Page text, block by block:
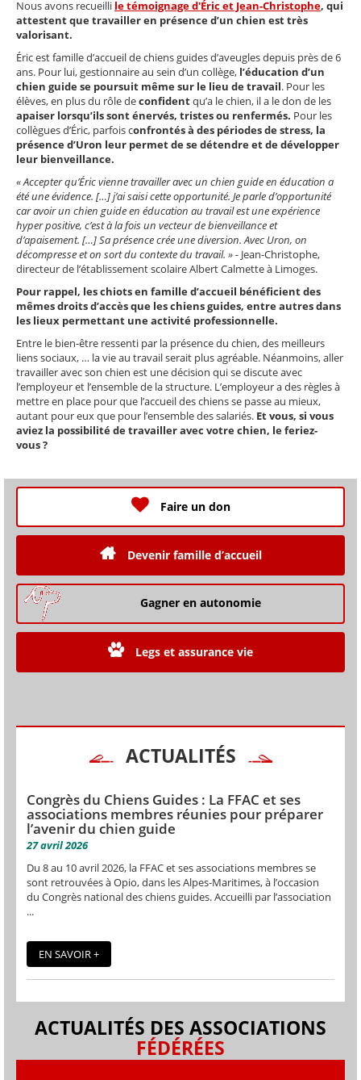
Nous avons recueilli letémoignage d'Éric et Jean-Christophe, qui
attestent que travailler en présence d’un chien est très
valorisant.
Éric est famille d’accueil de chiens guides d’aveugles depuis près de 6
ans. Pour lui, gestionnaire au sein d’un collège, l’éducation d’un
chien guide se poursuit même sur le lieu de travail. Pour les
élèves, en plus du rôle deconfidentqu’a le chien, il a le don de les
apaiser lorsqu’ils sont énervés, tristes ou renfermés. Pour les
collègues d’Éric, parfois confrontés à des périodes de stress, la
présence d’Uron leur permet de se détendre et de développer
leur bienveillance.
« Accepter qu’Éric vienne travailler avec un chien guide en éducation a
été une évidence. […] j’ai saisi cette opportunité. Je parle d’opportunité
car avoir un chien guide en éducation au travail est une expérience
hyper positive, c’est à la fois un vecteur de bienveillance et
d’apaisement. […] Sa présence crée une diversion. Avec Uron, on
décompresse et on sort du contexte du travail. » - Jean-Christophe,
directeur de l’établissement scolaire Albert Calmette à Limoges.
Pour rappel, les chiots en famille d’accueil bénéficient des
mêmes droits d’accès que les chiens guides, entre autres dans
les lieux permettant une activité professionnelle.
Entre le bien-être ressenti par la présence du chien, des meilleurs
liens sociaux, … la vie au travail serait plus agréable. Néanmoins, aller
travailler avec son chien est une décision qui se discute avec
l’employeur et l’ensemble de la structure. L’employeur a des règles à
mettre en place pour que l’accueil des chiens se passe au mieux,
autant pour eux que pour l’ensemble des salariés. Et vous, si vous
aviez la possibilité de travailler avec votre chien, le feriez-
vous ?
Faire un don
Devenir famille d’accueil
Gagner en autonomie
Legs et assurance vie
ACTUALITÉS
Congrès du Chiens Guides : La FFAC et ses
associations membres réunies pour préparer
l’avenir du chien guide
27 avril 2026
Du 8 au 10 avril 2026, la FFAC et ses associations membres se
sont retrouvées à Opio, dans les Alpes-Maritimes, à l’occasion
du Congrès national des chiens guides. Accueilli par l’association
...
EN SAVOIR +
ACTUALITÉS DES ASSOCIATIONS
FÉDÉRÉES